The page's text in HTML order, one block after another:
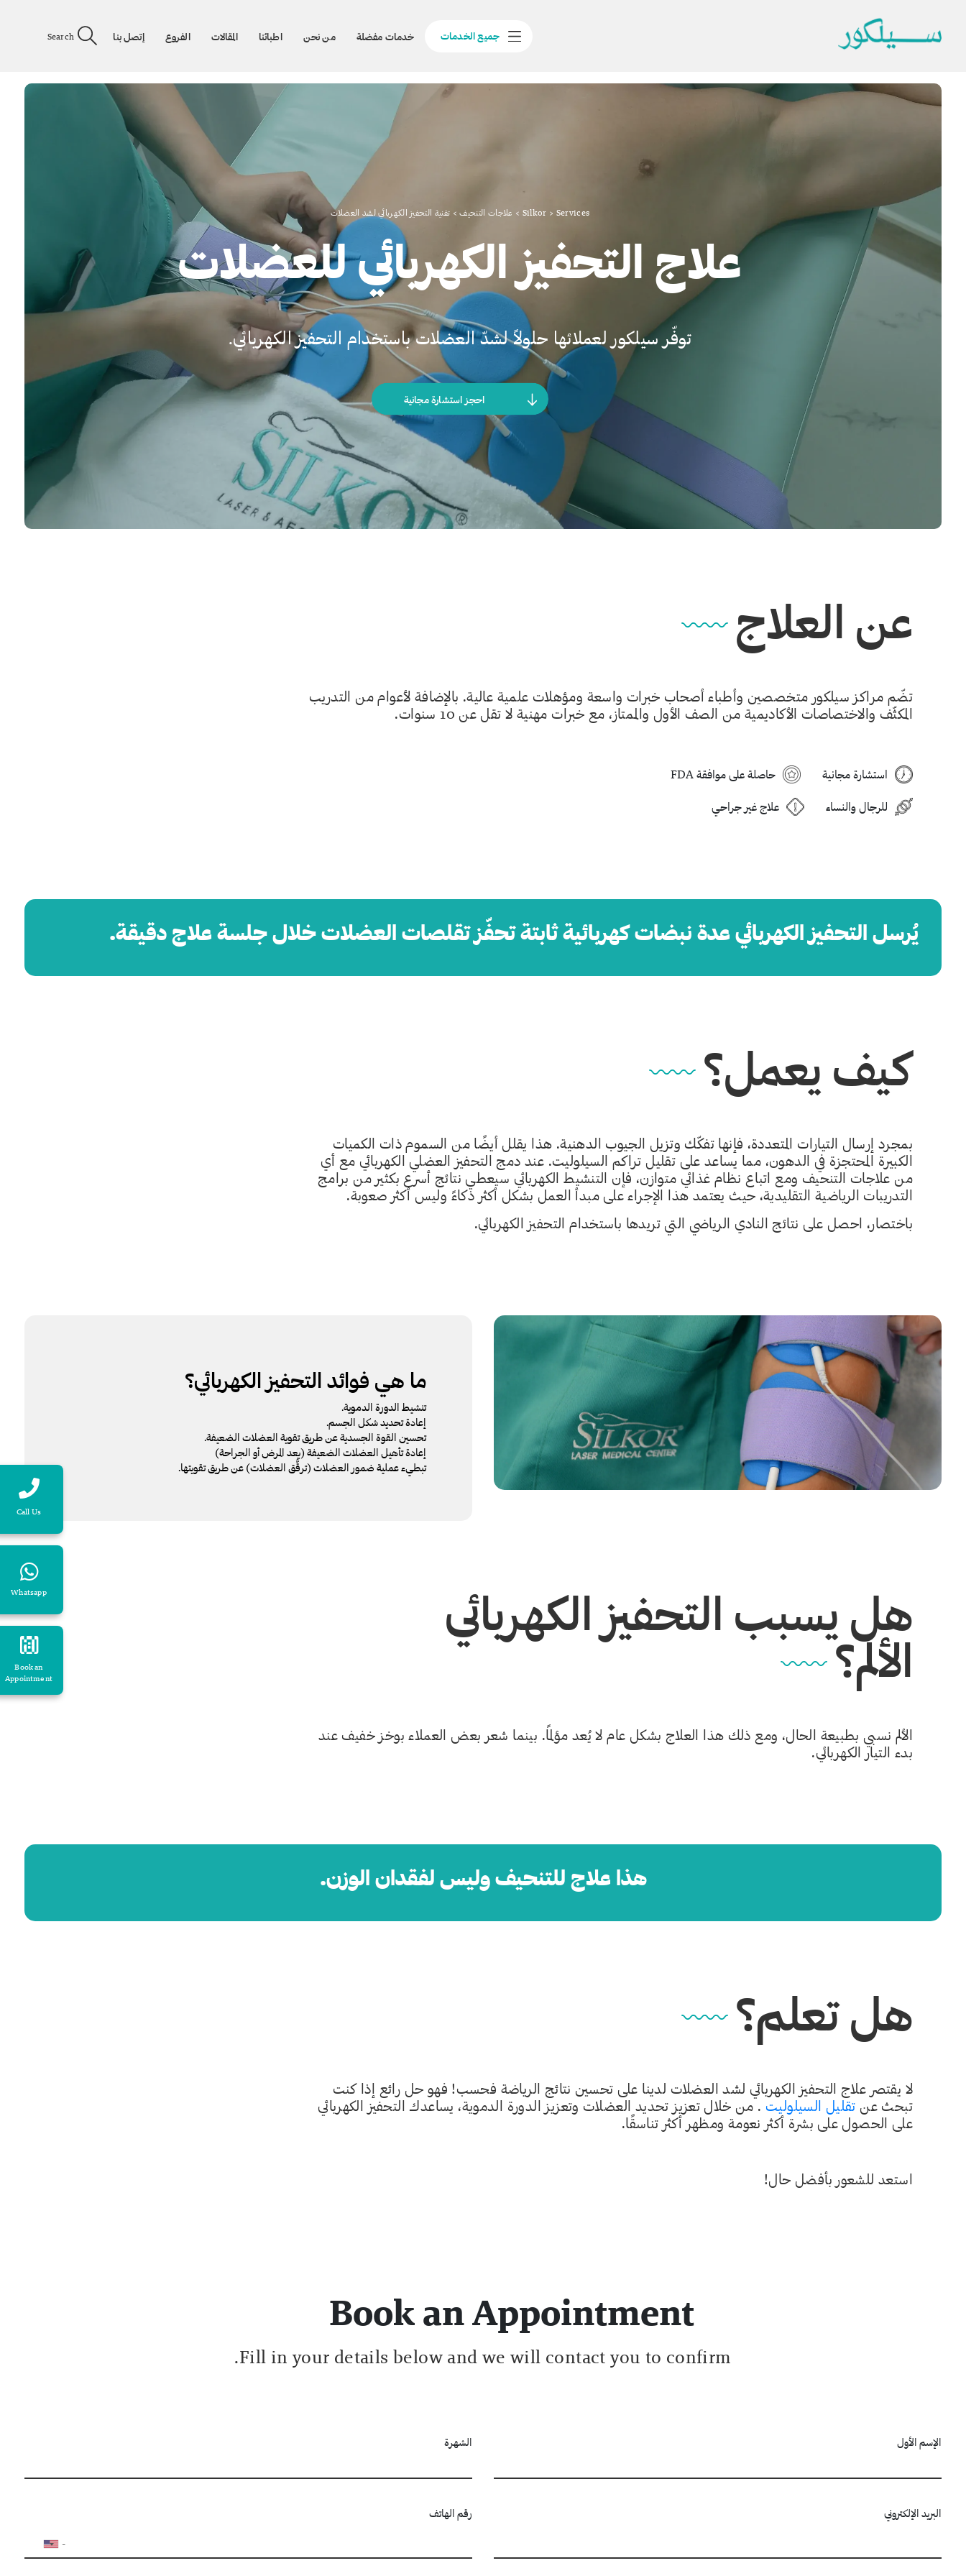
جميع الخدمات خدمات مفضلة من نحن اطبائنا المقالات الفروع إتصل بنا Search
Call Us
Whatsapp
Book an
Appointment
Silkor > Services
> علاجات التنحيف> تقنية التحفيز الكهربائي لشد العضلات
علاج التحفيز الكهربائي للعضلات
توفّر سيلكور لعملائها حلولاً لشدّ العضلات باستخدام التحفيز الكهربائي.
احجز استشارة مجانية
عن العلاج
تضّم مراكز سيلكور متخصصين وأطباء أصحاب خبرات واسعة ومؤهلات علمية عالية. بالإضافة لأعوام من التدريب
المكثّف والاختصاصات الأكاديمية من الصف الأول والممتاز، مع خبرات مهنية لا تقل عن 10 سنوات.
استشارة مجانية
حاصلة على موافقة FDA
للرجال والنساء
علاج غير جراحي
يُرسل التحفيز الكهربائي عدة نبضات كهربائية ثابتة تحفّز تقلصات العضلات خلال جلسة علاج دقيقة.
كيف يعمل؟
بمجرد إرسال التيارات المتعددة، فإنها تفكّك وتزيل الجيوب الدهنية. هذا يقلل أيضًا من السموم ذات الكميات
الكبيرة المحتجزة في الدهون، مما يساعد على تقليل تراكم السيلوليت. عند دمج التحفيز العضلي الكهربائي مع أي
من علاجات التنحيف ومع اتباع نظام غذائي متوازن، فإن التنشيط الكهربائي سيعطي نتائج أسرع بكثير من برامج
التدريبات الرياضية التقليدية، حيث يعتمد هذا الإجراء على مبدأ العمل بشكل أكثر ذكاءً وليس أكثر صعوبة.
باختصار، احصل على نتائج النادي الرياضي التي تريدها باستخدام التحفيز الكهربائي.
ما هي فوائد التحفيز الكهربائي؟
تنشيط الدورة الدموية.
إعادة تحديد شكل الجسم.
تحسين القوة الجسدية عن طريق تقوية العضلات الضعيفة.
إعادة تأهيل العضلات الضعيفة (بعد المرض أو الجراحة)
تبطيء عملية ضمور العضلات (ترقُّق العضلات) عن طريق تقويتها.
هل يسبب التحفيز الكهربائي
الألم؟
الألم نسبي بطبيعة الحال، ومع ذلك هذا العلاج بشكل عام لا يُعد مؤلمًا. بينما شعر بعض العملاء بوخز خفيف عند
بدء التيار الكهربائي.
هذا علاج للتنحيف وليس لفقدان الوزن.
هل تعلم؟
لا يقتصر علاج التحفيز الكهربائي لشد العضلات لدينا على تحسين نتائج الرياضة فحسب! فهو حل رائع إذا كنت
تبحث عن تقليل السيلوليت . من خلال تعزيز تحديد العضلات وتعزيز الدورة الدموية، يساعدك التحفيز الكهربائي
على الحصول على بشرة أكثر نعومة ومظهر أكثر تناسقًا.
استعد للشعور بأفضل حال!
Book an Appointment
Fill in your details below and we will contact you to confirm.
الإسم الأول الشهرة
البريد الإلكتروني رقم الهاتف